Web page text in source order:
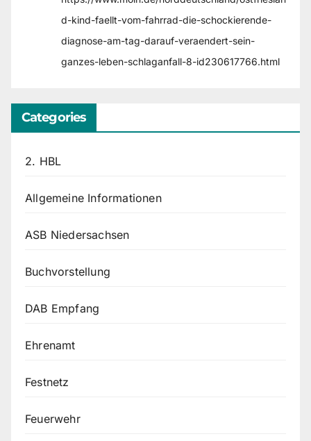
d-kind-faellt-vom-fahrrad-die-schockierende-
diagnose-am-tag-darauf-veraendert-sein-
ganzes-leben-schlaganfall-8-id230617766.html
Categories
2. HBL
Allgemeine Informationen
ASB Niedersachsen
Buchvorstellung
DAB Empfang
Ehrenamt
Festnetz
Feuerwehr